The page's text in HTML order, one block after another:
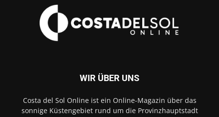
WIR ÜBER UNS
Costa del Sol Online ist ein Online-Magazin über das
sonnige Küstengebiet rund um die Provinzhauptstadt